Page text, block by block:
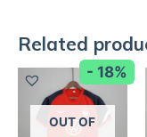
Related
- 18%
OUT OF